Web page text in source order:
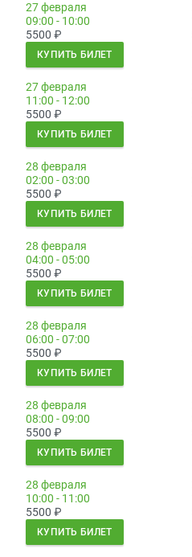
27 февраля
09:00 - 10:00
5500 ₽
КУПИТЬ БИЛЕТ
27 февраля
11:00 - 12:00
5500 ₽
КУПИТЬ БИЛЕТ
28 февраля
02:00 - 03:00
5500 ₽
КУПИТЬ БИЛЕТ
28 февраля
04:00 - 05:00
5500 ₽
КУПИТЬ БИЛЕТ
28 февраля
06:00 - 07:00
5500 ₽
КУПИТЬ БИЛЕТ
28 февраля
08:00 - 09:00
5500 ₽
КУПИТЬ БИЛЕТ
28 февраля
10:00 - 11:00
5500 ₽
КУПИТЬ БИЛЕТ